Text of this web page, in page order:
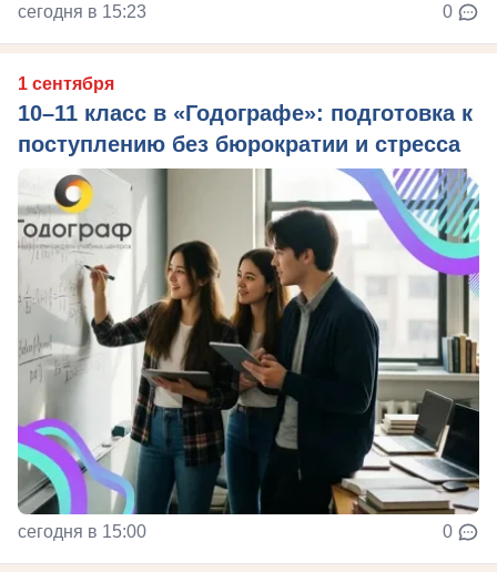
сегодня в 15:23 0
1 сентября
10–11 класс в «Годографе»: подготовка к
поступлению без бюрократии и стресса
сегодня в 15:00 0